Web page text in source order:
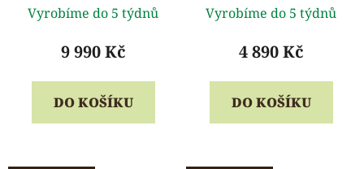
ks
Vyrobíme do 5 týdnů
9 990 Kč
DO KOŠÍKU
46 cmhodnocení
produktu
5,0
z
Vyrobíme do 5 týdnů
4 890 Kč
DO KOŠÍKU